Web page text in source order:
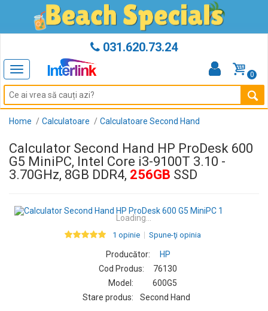
031.620.73.24
Toggle
navigation
0
Home Calculatoare Calculatoare Second Hand
Calculator Second Hand HP ProDesk 600
G5 MiniPC, Intel Core i3-9100T 3.10 -
3.70GHz, 8GB DDR4, 256GB SSD
Loading...
1 opinie Spune-ţi opinia
Producător:
HP
Cod Produs:
76130
Model:
600G5
Stare produs:
Second Hand